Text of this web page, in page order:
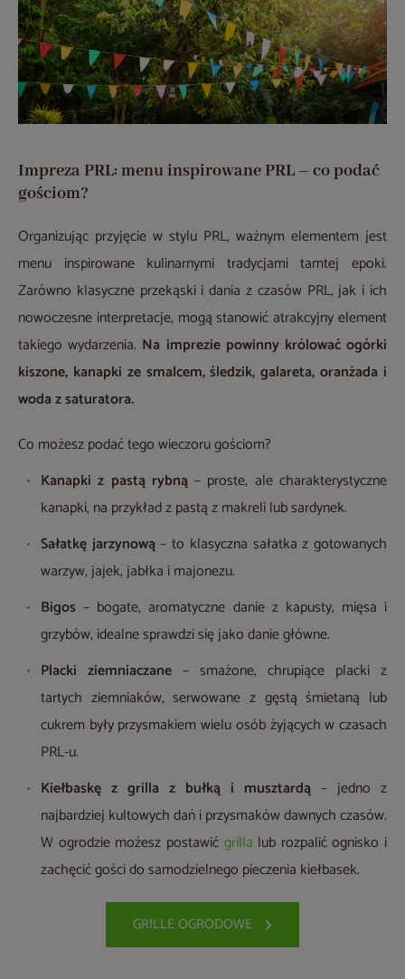
Impreza PRL: menu inspirowane PRL – co podać
gościom?
Organizując przyjęcie w stylu PRL, ważnym elementem jest
menu inspirowane kulinarnymi tradycjami tamtej epoki.
Zarówno klasyczne przekąski i dania z czasów PRL, jak i ich
nowoczesne interpretacje, mogą stanowić atrakcyjny element
takiego wydarzenia. Na imprezie powinny królować ogórki
kiszone, kanapki ze smalcem, śledzik, galareta, oranżada i
woda z saturatora.
Co możesz podać tego wieczoru gościom?
Kanapki z pastą rybną– proste, ale charakterystyczne
kanapki, na przykład z pastą z makreli lub sardynek.
Sałatkę jarzynową– to klasyczna sałatka z gotowanych
warzyw, jajek, jabłka i majonezu.
Bigos – bogate, aromatyczne danie z kapusty, mięsa i
grzybów, idealne sprawdzi się jako danie główne.
Placki ziemniaczane – smażone, chrupiące placki z
tartych ziemniaków, serwowane z gęstą śmietaną lub
cukrem były przysmakiem wielu osób żyjących w czasach
PRL-u.
Kiełbaskę z grilla z bułką i musztardą – jedno z
najbardziej kultowych dań i przysmaków dawnych czasów.
W ogrodzie możesz postawić grilla lub rozpalić ognisko i
zachęcić gości do samodzielnego pieczenia kiełbasek.
GRILLE OGRODOWE